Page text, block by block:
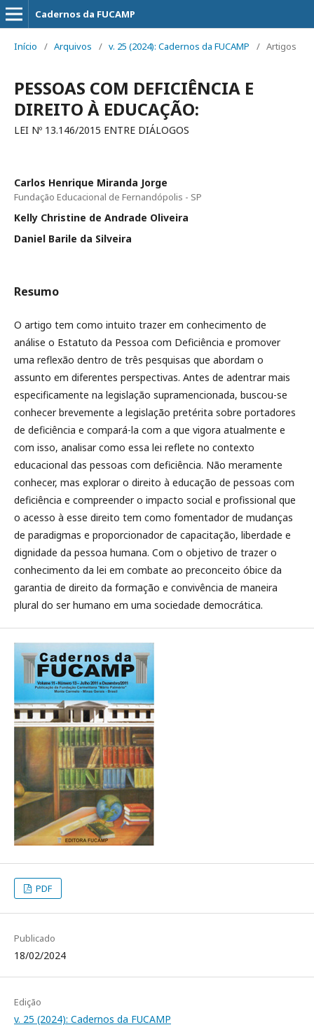
Cadernos da FUCAMP
Início / Arquivos / v. 25 (2024): Cadernos da FUCAMP / Artigos
PESSOAS COM DEFICIÊNCIA E
DIREITO À EDUCAÇÃO:
LEI Nº 13.146/2015 ENTRE DIÁLOGOS
Carlos Henrique Miranda Jorge
Fundação Educacional de Fernandópolis - SP
Kelly Christine de Andrade Oliveira
Daniel Barile da Silveira
Resumo
O artigo tem como intuito trazer em conhecimento de
análise o Estatuto da Pessoa com Deficiência e promover
uma reflexão dentro de três pesquisas que abordam o
assunto em diferentes perspectivas. Antes de adentrar mais
especificamente na legislação supramencionada, buscou-se
conhecer brevemente a legislação pretérita sobre portadores
de deficiência e compará-la com a que vigora atualmente e
com isso, analisar como essa lei reflete no contexto
educacional das pessoas com deficiência. Não meramente
conhecer, mas explorar o direito à educação de pessoas com
deficiência e compreender o impacto social e profissional que
o acesso à esse direito tem como fomentador de mudanças
de paradigmas e proporcionador de capacitação, liberdade e
dignidade da pessoa humana. Com o objetivo de trazer o
conhecimento da lei em combate ao preconceito óbice da
garantia de direito da formação e convivência de maneira
plural do ser humano em uma sociedade democrática.
PDF
Publicado
18/02/2024
Edição
v. 25 (2024): Cadernos da FUCAMP